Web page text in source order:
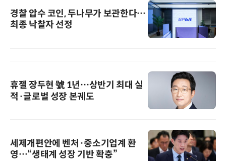
경찰 압수 코인, 두나무가 보관한다…
최종 낙찰자 선정
휴젤 장두현 號 1년…상반기 최대 실
적·글로벌 성장 본궤도
세제개편안에 벤처·중소기업계 환
영…“생태계 성장 기반 확충”